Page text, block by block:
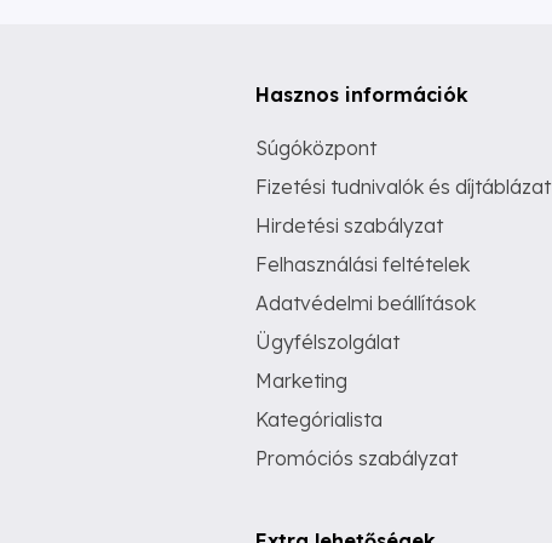
Hasznos információk
Súgóközpont
Fizetési tudnivalók és díjtáblázat
Hirdetési szabályzat
Felhasználási feltételek
Adatvédelmi beállítások
Ügyfélszolgálat
Marketing
Kategórialista
Promóciós szabályzat